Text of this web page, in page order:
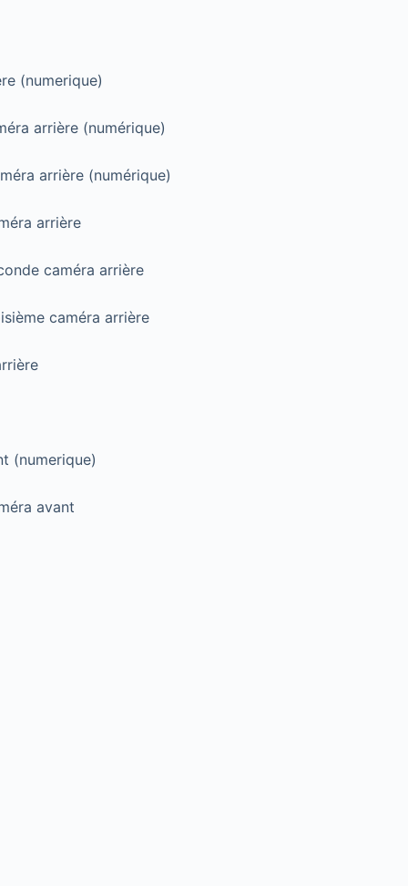
(numerique)
arrière (numérique)
arrière (numérique)
arrière
caméra arrière
caméra arrière
(numerique)
avant